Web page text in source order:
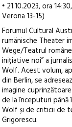
• 21.10.2023, ora
Verona 13-15)
Forumul Cultural
rumänische Theater
Wege/Teatrul
inițiative noi” a
Wolf. Acest volum,
din Berlin, se
imagine
de la începuturi până
Wolf și de criticii de
Grigorescu.